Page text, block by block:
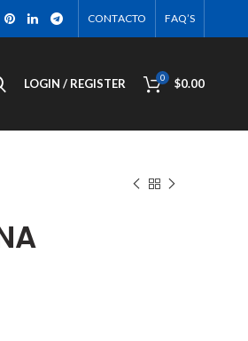
CONTACTO FAQ’S
LOGIN / REGISTER 0 $0.00